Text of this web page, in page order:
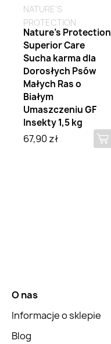
NATURE'S
PROTECTION
Nature's Protection
Superior Care
Sucha karma dla
Dorosłych Psów
Małych Ras o
Białym
Umaszczeniu GF
Insekty 1,5 kg
67,90 zł
O nas
Informacje o sklepie
Blog